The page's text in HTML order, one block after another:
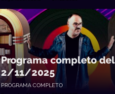
Programa completo del
2/11/2025
PROGRAMA COMPLETO